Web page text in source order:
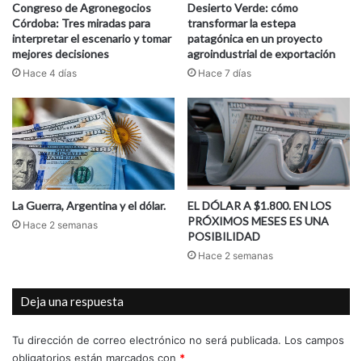
Congreso de Agronegocios
Córdoba: Tres miradas para
interpretar el escenario y tomar
mejores decisiones
Hace 4 días
Desierto Verde: cómo
transformar la estepa
patagónica en un proyecto
agroindustrial de exportación
Hace 7 días
La Guerra, Argentina y el dólar.
Hace 2 semanas
EL DÓLAR A $1.800. EN LOS
PRÓXIMOS MESES ES UNA
POSIBILIDAD
Hace 2 semanas
Deja una respuesta
Tu dirección de correo electrónico no será publicada. Los campos
obligatorios están marcados con *